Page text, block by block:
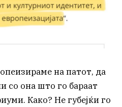
на патот, да
со она што го бараат
Како? Не губејќи го